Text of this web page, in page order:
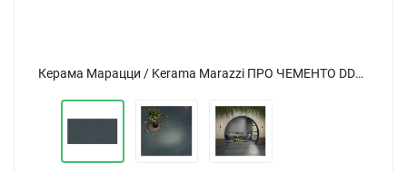
Керама Марацци / Kerama Marazzi ПРО ЧЕМЕНТО DD591000R синий темный обрезной 119,5x238,5